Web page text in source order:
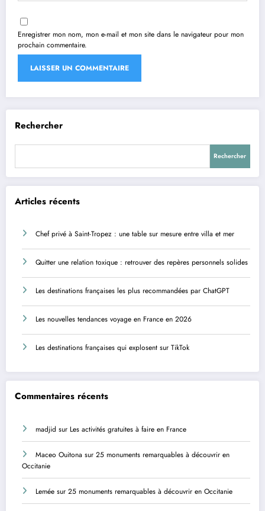
Enregistrer mon nom, mon e-mail et mon site dans le navigateur pour mon
prochain commentaire.
Rechercher
Rechercher
Articles récents
Chef privé à Saint-Tropez : une table sur mesure entre villa et mer
Quitter une relation toxique : retrouver des repères personnels solides
Les destinations françaises les plus recommandées par ChatGPT
Les nouvelles tendances voyage en France en 2026
Les destinations françaises qui explosent sur TikTok
Commentaires récents
madjid sur Les activités gratuites à faire en France
Maceo Ouitona sur 25 monuments remarquables à découvrir en
Occitanie
Lemée sur 25 monuments remarquables à découvrir en Occitanie